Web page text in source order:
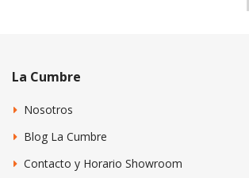
La Cumbre
Nosotros
Blog La Cumbre
Contacto y Horario Showroom